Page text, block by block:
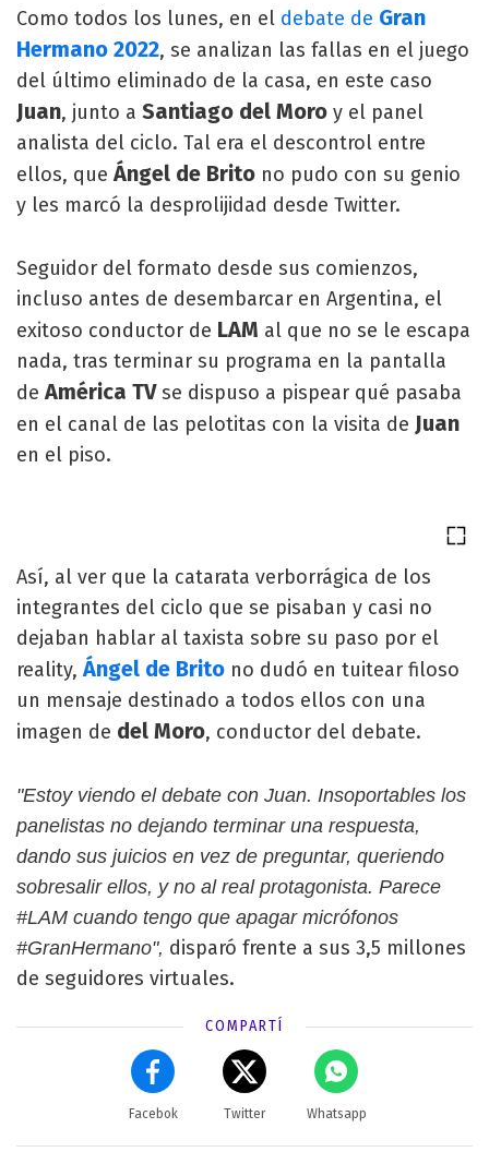
Como todos los lunes, en el debate de Gran
Hermano 2022, se analizan las fallas en el juego
del último eliminado de la casa, en este caso
Juan, junto a Santiago del Moro y el panel
analista del ciclo. Tal era el descontrol entre
ellos, queÁngel de Brito no pudo con su genio
y les marcó la desprolijidad desde Twitter.
Seguidor del formato desde sus comienzos,
incluso antes de desembarcar en Argentina, el
exitoso conductor de LAM al que no se le escapa
nada, tras terminar su programa en la pantalla
deAmérica TVse dispuso a pispear qué pasaba
en el canal de las pelotitas con la visita de Juan
en el piso.
Así, al ver que la catarata verborrágica de los
integrantes del ciclo que se pisaban y casi no
dejaban hablar al taxista sobre su paso por el
reality,Ángel de Brito no dudó en tuitear filoso
un mensaje destinado a todos ellos con una
imagen de del Moro, conductor del debate.
"Estoy viendo el debate con Juan. Insoportables los
panelistas no dejando terminar una respuesta,
dando sus juicios en vez de preguntar, queriendo
sobresalir ellos, y no al real protagonista. Parece
#LAM cuando tengo que apagar micrófonos
#GranHermano", disparó frente a sus 3,5 millones
de seguidores virtuales.
COMPARTÍ
Facebok Twitter Whatsapp